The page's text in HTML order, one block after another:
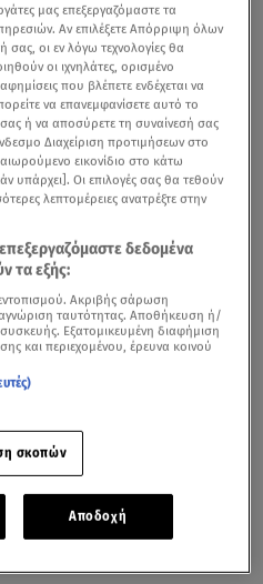
μας επεξεργαζόμαστε τα
Αν επιλέξετε Απόρριψη όλων
οι εν λόγω τεχνολογίες θα
οι ιχνηλάτες, ορισμένο
που βλέπετε ενδέχεται να
να επανεμφανίσετε αυτό το
σας ή να αποσύρετε τη συναίνεσή σας
Διαχείριση προτιμήσεων στο
εικονίδιο στο κάτω
υπάρχει]. Οι επιλογές σας θα τεθούν
λεπτομέρειες ανατρέξτε στην
δεδομένα
τα εξής:
Ακριβής σάρωση
ταυτότητας. Αποθήκευση ή/
Εξατομικευμένη διαφήμιση
και περιεχομένου, έρευνα κοινού
σκοπών
Αποδοχή